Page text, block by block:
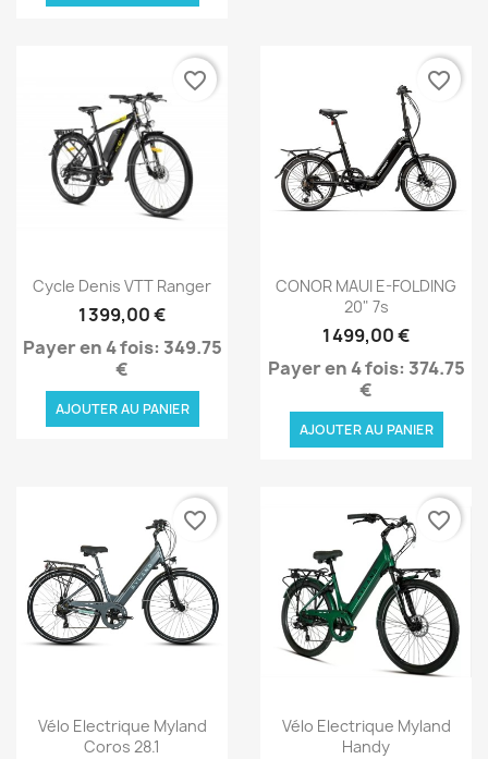
Aperçu rapide
Cycle Denis VTT Ranger
1 399,00 €
Payer en 4 fois: 349.75
€
AJOUTER AU PANIER
favorite_border
Aperçu rapide
CONOR MAUI E-FOLDING
20" 7s
1 499,00 €
Payer en 4 fois: 374.75
€
AJOUTER AU PANIER
favorite_border
 Aperçu rapide
Vélo Electrique Myland
Coros 28.1
favorite_border
 Aperçu rapide
Vélo Electrique Myland
Handy
favorite_border